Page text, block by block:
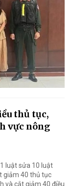
thủ tục,
vực nông
luật sửa 10 luật
giảm 40 thủ tục
và cắt giảm 40 điều